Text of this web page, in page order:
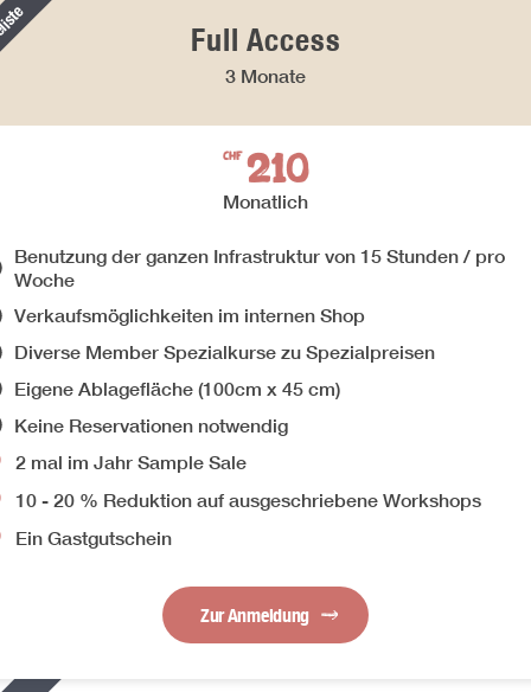
Full Access
3 Monate
CHF 210
Monatlich
Benutzung der ganzen Infrastruktur von 15 Stunden / pro
Woche
Verkaufsmöglichkeiten im internen Shop
Diverse Member Spezialkurse zu Spezialpreisen
Eigene Ablagefläche (100cm x 45 cm)
Keine Reservationen notwendig
2 mal im Jahr Sample Sale
10 - 20 % Reduktion auf ausgeschriebene Workshops
Ein Gastgutschein
Zur Anmeldung